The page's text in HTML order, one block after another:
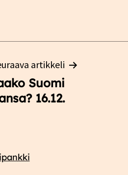
artikkeli
Suomi
16.12.